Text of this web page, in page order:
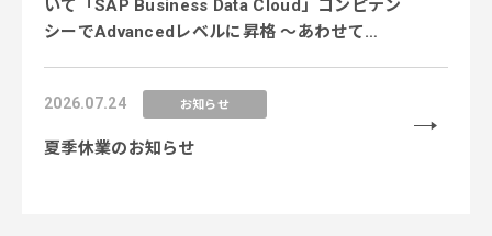
いて「SAP Business Data Cloud」コンピテン
シーでAdvancedレベルに昇格 〜あわせて
域の専門性を強化〜
2026.07.24 お知らせ
夏季休業のお知らせ